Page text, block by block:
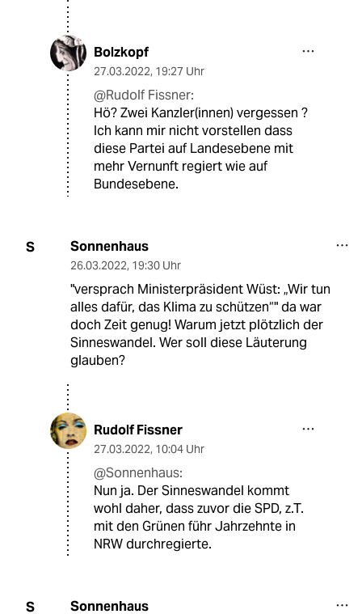
Bolzkopf
27.03.2022, 19:27 Uhr
@Rudolf Fissner:
Hö? Zwei Kanzler(innen) vergessen ?
Ich kann mir nicht vorstellen dass
diese Partei auf Landesebene mit
mehr Vernunft regiert wie auf
Bundesebene.
S Sonnenhaus
26.03.2022, 19:30 Uhr
"versprach Ministerpräsident Wüst: „Wir tun
alles dafür, das Klima zu schützen“" da war
doch Zeit genug! Warum jetzt plötzlich der
Sinneswandel. Wer soll diese Läuterung
glauben?
Rudolf Fissner
27.03.2022, 10:04 Uhr
@Sonnenhaus:
Nun ja. Der Sinneswandel kommt
wohl daher, dass zuvor die SPD, z.T.
mit den Grünen führ Jahrzehnte in
NRW durchregierte.
S Sonnenhaus